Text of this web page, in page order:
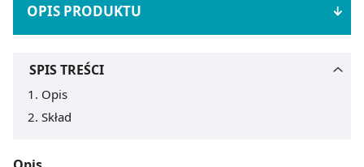
OPIS PRODUKTU
SPIS TREŚCI
Opis
Skład